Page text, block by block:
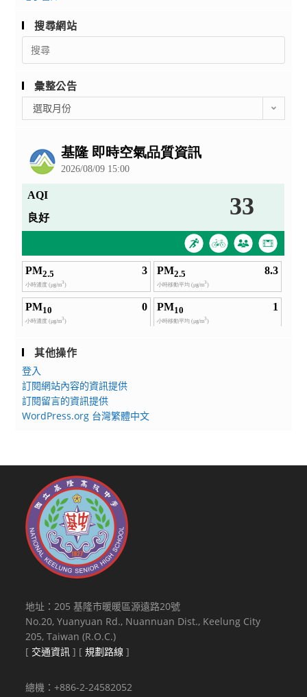
搜尋網站
Search
for:
彙整公告
整
選取月份
其他操作
登入
訂閱網站內容的資訊提供
訂閱留言的資訊提供
WordPress.org 台灣繁體中文
地址：205 基隆市暖暖區源遠路20號
No.20, Yuanyuan Rd., Nuannuan Dist., Keelung City
205, Taiwan (R.O.C.)
[ 交通資訊 ] [規劃路線 ]
總機：+886-2-24582052